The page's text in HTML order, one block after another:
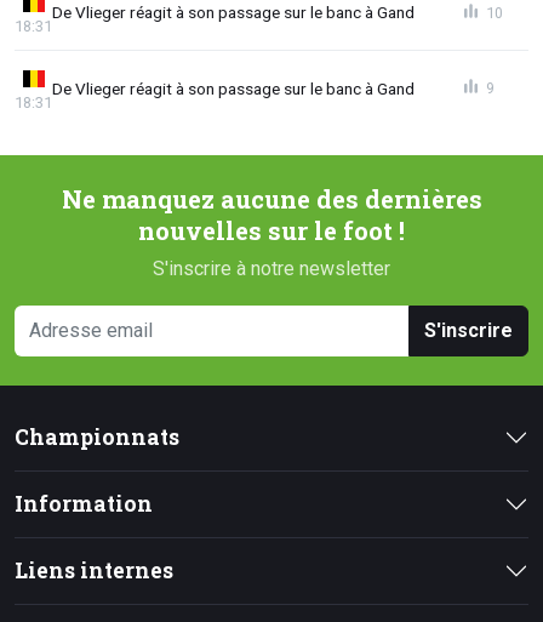
De Vlieger réagit à son passage sur le banc à Gand
18:31
10
De Vlieger réagit à son passage sur le banc à Gand
18:31
9
Ne manquez aucune des dernières
nouvelles sur le foot !
S'inscrire à notre newsletter
S'inscrire
Championnats
Information
Liens internes